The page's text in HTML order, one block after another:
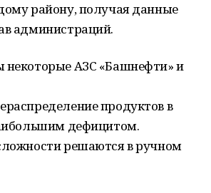
району, получая данные
администраций.
некоторые АЗС «Башнефти» и
продуктов в
дефицитом.
решаются в ручном